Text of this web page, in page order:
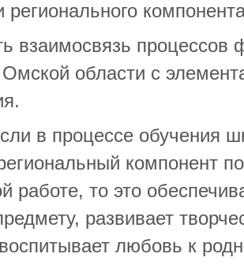
регионального
взаимосвязь процессов
Омской области с
в процессе обучения
компонент
работе, то это
развивает
любовь к